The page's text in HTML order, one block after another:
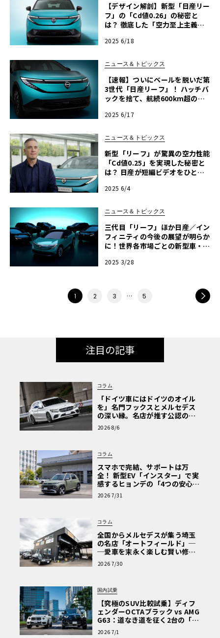
【デザイン解剖】新型「日産リー
フ」の「Cd値0.26」の秘密と
は？ 徹底した「空力至上主義」
2025 6/18
ニュース＆トピックス
【速報】ついにベールを脱いだ第
3世代「日産リーフ」！ ハッチバ
ックを捨て、航続600km超のク
2025 6/17
ニュース＆トピックス
新型「リーフ」が驚異の空力性能
「Cd値0.25」を実現した秘密と
は？ 日産が短編ビデオをひと足
後半
2025 6/4
ニュース＆トピックス
三代目「リーフ」ほか日産／イン
フィニティの今後の展望が明らか
に！世界各市場ごとの新型車・新
2025 3/28
1 2 3 … 5
注目の記事
コラム
「ドイツ車にはドイツのオイル
を」名門フックスとメルセデス
の深い縁。名店が推す公認の安
心と、Cクラスで味わうシルキー
な走り〈PR〉
2026 8/6
コラム
スマホで完結、サポートは万
全！ 新型EV「インスター」で実
感するヒョンデの「4つの安心」
【第1回・ヒョンデ6つの疑問：
Why? Hyundai?】〈PR〉
2026 7/31
コラム
全国からメルセデスが集う埼玉
の名店「オートフィールド」─
─愛車を末永く楽しむ賢い修理
術と、プロがフックス製オイル
を選ぶ理由〈PR〉
2026 7/30
国内試乗
【究極のSUV比較試乗】ディフ
ェンダーOCTAブラック vs AMG
G63：道なき道を征く2台の「対
極的アプローチ」
2026 7/1